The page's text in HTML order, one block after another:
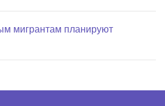
мигрантам планируют